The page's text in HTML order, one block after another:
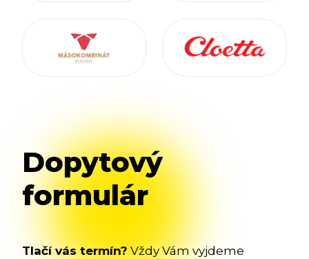
Dopytový
formulár
Tlačí vás termín? Vždy Vám vyjdeme